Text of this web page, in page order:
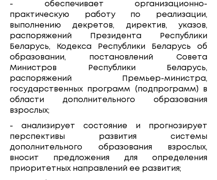
- обеспечивает организационно-
практическую работу по реализации,
выполнению декретов, директив, указов,
распоряжений Президента Республики
Беларусь, Кодекса Республики Беларусь об
образовании, постановлений Совета
Министров Республики Беларусь,
распоряжений Премьер-министра,
государственных программ (подпрограмм) в
области дополнительного образования
взрослых;
- анализирует состояние и прогнозирует
перспективы развития системы
дополнительного образования взрослых,
вносит предложения для определения
приоритетных направлений ее развития;